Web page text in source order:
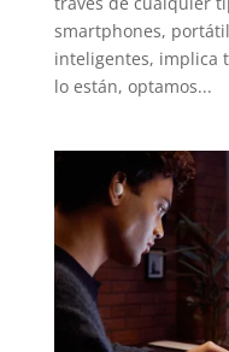
smartphones,
inteligentes, implica
lo están, optamos...